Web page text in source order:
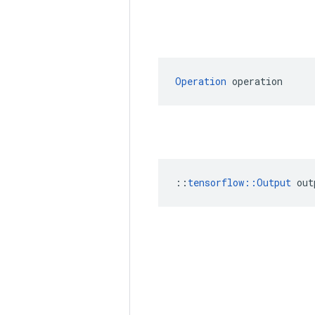
Operation operation
:: tensorflow::Output